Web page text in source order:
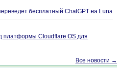
бесплатный ChatGPT на Luna
платформы Cloudflare OS для
Все новости →